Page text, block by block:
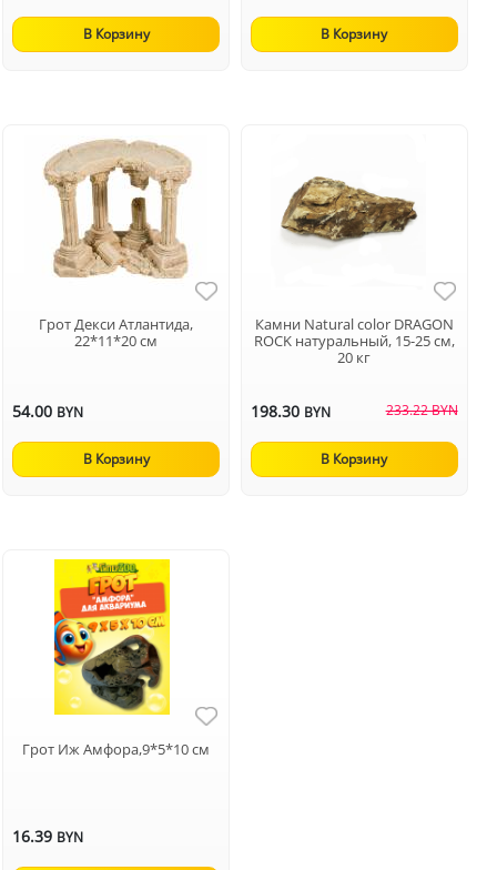
В Корзину В Корзину
Грот Декси Атлантида,
22*11*20 см
54.00 BYN
В Корзину
Камни Natural color DRAGON
ROCK натуральный, 15-25 см,
20 кг
198.30 BYN 233.22 BYN
В Корзину
Грот Иж Амфора,9*5*10 см
16.39 BYN